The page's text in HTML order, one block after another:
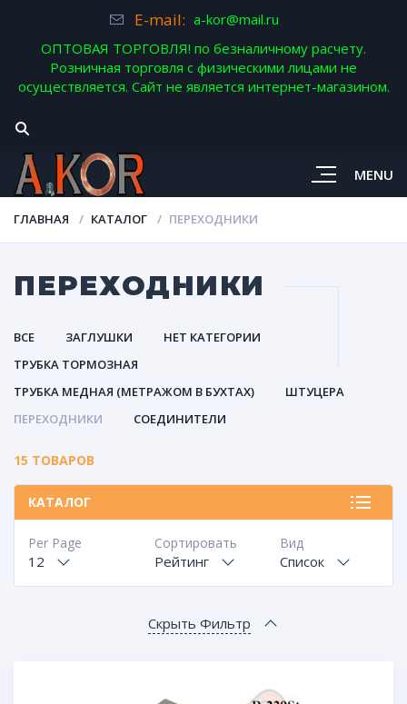
E-mail: a-kor@mail.ru
ОПТОВАЯ ТОРГОВЛЯ! по безналичному расчету.
Розничная торговля с физическими лицами не
осуществляется. Сайт не является интернет-магазином.
MENU
ГЛАВНАЯ КАТАЛОГ ПЕРЕХОДНИКИ
ПЕРЕХОДНИКИ
ВСЕ ЗАГЛУШКИ
НЕТ КАТЕГОРИИ
ТРУБКА ТОРМОЗНАЯ
ТРУБКА МЕДНАЯ (МЕТРАЖОМ В БУХТАХ)
ШТУЦЕРА
ПЕРЕХОДНИКИ
СОЕДИНИТЕЛИ
15 ТОВАРОВ
КАТАЛОГ
Вид
Список
Сортировать
Рейтинг
Per Page
12
Скрыть Фильтр